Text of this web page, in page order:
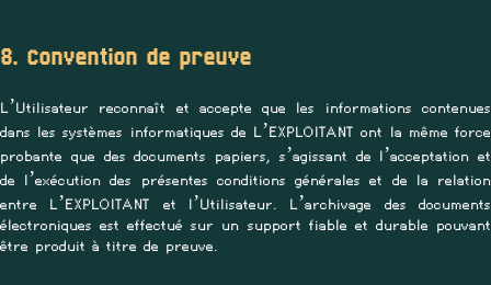
8. Convention de preuve
L’Utilisateur reconnaît et accepte que les informations contenues
dans les systèmes informatiques de L’EXPLOITANT ont la même force
probante que des documents papiers, s’agissant de l’acceptation et
de l’exécution des présentes conditions générales et de la relation
entre L’EXPLOITANT et l’Utilisateur. L’archivage des documents
électroniques est effectué sur un support fiable et durable pouvant
être produit à titre de preuve.